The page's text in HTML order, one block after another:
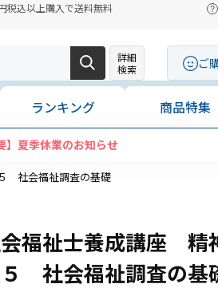
税込以上購入で送料無料
詳細
検索
ご
ランキング 商品特集
】夏季休業のお知らせ
社会福祉調査の基礎
福祉士養成講座 精
社会福祉調査の基